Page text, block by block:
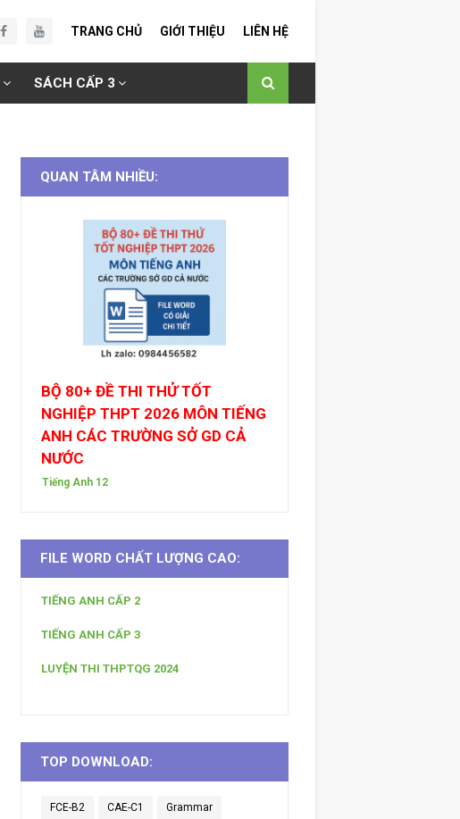
TRANG CHỦ GIỚI THIỆU LIÊN HỆ
SÁCH CẤP 3
QUAN TÂM NHIỀU:
BỘ 80+ ĐỀ THI THỬ TỐT
NGHIỆP THPT 2026 MÔN TIẾNG
ANH CÁC TRƯỜNG SỞ GD CẢ
NƯỚC
Tiếng Anh 12
FILE WORD CHẤT LƯỢNG CAO:
TIẾNG ANH CẤP 2
TIẾNG ANH CẤP 3
LUYỆN THI THPTQG 2024
TOP DOWNLOAD:
FCE-B2 CAE-C1 Grammar